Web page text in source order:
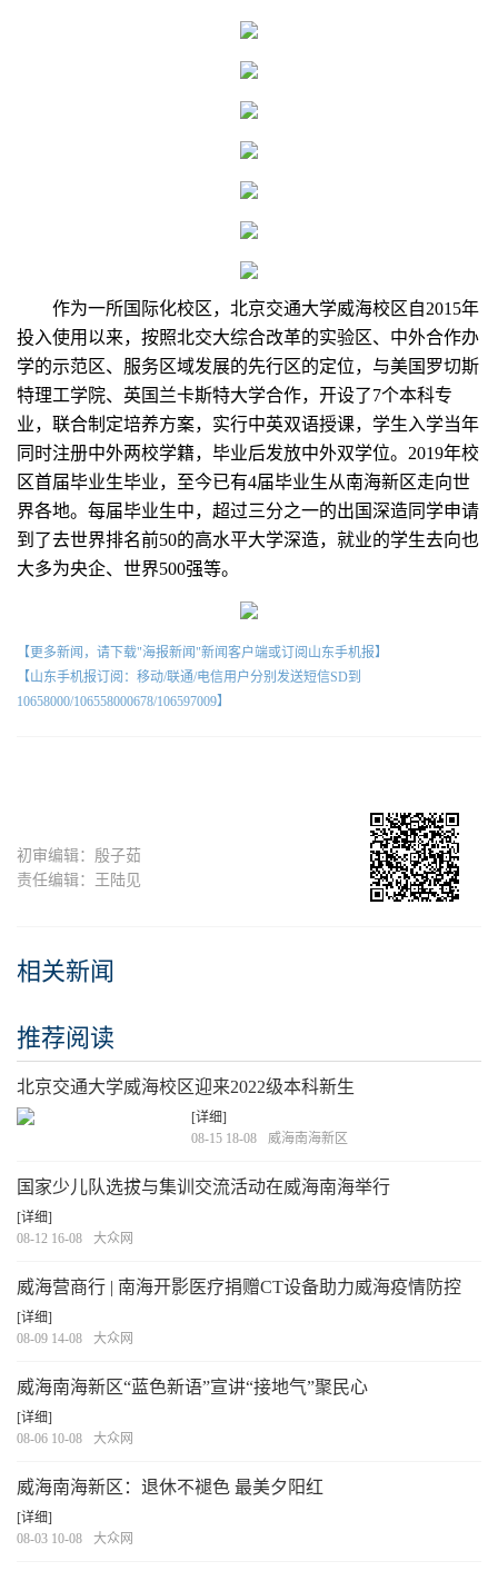
作为一所国际化校区，北京交通大学威海校区自2015年
投入使用以来，按照北交大综合改革的实验区、中外合作办
学的示范区、服务区域发展的先行区的定位，与美国罗切斯
特理工学院、英国兰卡斯特大学合作，开设了7个本科专
业，联合制定培养方案，实行中英双语授课，学生入学当年
同时注册中外两校学籍，毕业后发放中外双学位。2019年校
区首届毕业生毕业，至今已有4届毕业生从南海新区走向世
界各地。每届毕业生中，超过三分之一的出国深造同学申请
到了去世界排名前50的高水平大学深造，就业的学生去向也
大多为央企、世界500强等。
【更多新闻，请下载"海报新闻"新闻客户端或订阅山东手机报】
【山东手机报订阅：移动/联通/电信用户分别发送短信SD到
10658000/106558000678/106597009】
初审编辑：殷子茹
责任编辑：王陆见
相关新闻
推荐阅读
北京交通大学威海校区迎来2022级本科新生
[详细]
08-15 18-08
威海南海新区
国家少儿队选拔与集训交流活动在威海南海举行
[详细]
08-12 16-08
大众网
威海营商行 | 南海开影医疗捐赠CT设备助力威海疫情防控
[详细]
08-09 14-08
大众网
威海南海新区“蓝色新语”宣讲“接地气”聚民心
[详细]
08-06 10-08
大众网
威海南海新区：退休不褪色 最美夕阳红
[详细]
08-03 10-08
大众网